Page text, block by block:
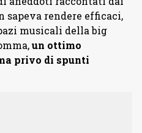
sapeva rendere efficaci,
musicali della big
un ottimo
privo di spunti